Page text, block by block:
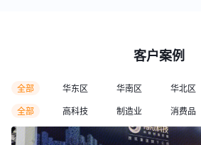
客户案例
全部 华东区 华南区 华北区
全部
高科技 制造业 消费品